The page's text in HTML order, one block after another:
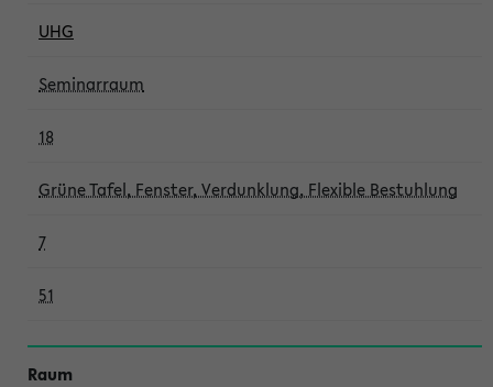
UHG
Seminarraum
18
Grüne Tafel, Fenster, Verdunklung, Flexible Bestuhlung
7
51